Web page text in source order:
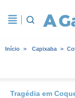
Início Capixaba
Tragédia em